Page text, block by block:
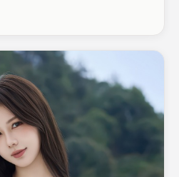
的观众。若你偏爱强类型与清晰